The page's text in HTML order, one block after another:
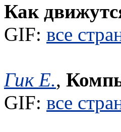
Как
GIF: все
Гик Е.,
GIF: все